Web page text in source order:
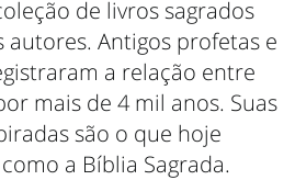
de livros sagrados
autores. Antigos profetas e
a relação entre
mais de 4 mil anos. Suas
são o que hoje
a Bíblia Sagrada.